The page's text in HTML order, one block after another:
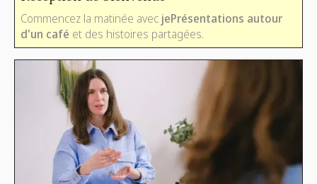
Commencez la matinée avec jePrésentations autour
d'un café et des histoires partagées.